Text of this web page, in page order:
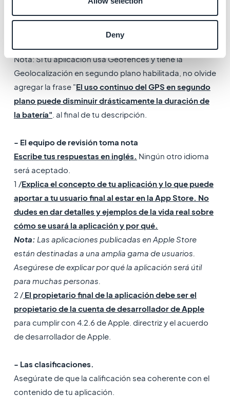
Deny
- La descripción de la App Store
Debes proporcionar una descripción completa y
precisa de tu aplicación, sus características, cómo la
Nota: Si tu aplicación usa Geofences y tiene la
Geolocalización en segundo plano habilitada, no olvide
agregar la frase "El uso continuo del GPS en segundo
plano puede disminuir drásticamente la duración de
la batería" . al final de tu descripción.
- El equipo de revisión toma nota
Escribe tus respuestas en inglés. Ningún otro idioma
será aceptado.
1 /Explica el concepto de tu aplicación y lo que puede
aportar a tu usuario final al estar en la App Store. No
dudes en dar detalles y ejemplos de la vida real sobre
cómo se usará la aplicación y por qué.
Nota: Las aplicaciones publicadas en Apple Store
están destinadas a una amplia gama de usuarios.
Asegúrese de explicar por qué la aplicación será útil
para muchas personas.
2 /El propietario final de la aplicación debe ser el
propietario de la cuenta de desarrollador de Apple
para cumplir con 4.2.6 de Apple. directriz y el acuerdo
de desarrollador de Apple.
- Las clasificaciones.
Asegúrate de que la calificación sea coherente con el
contenido de tu aplicación.